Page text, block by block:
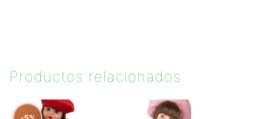
Productos relacionados